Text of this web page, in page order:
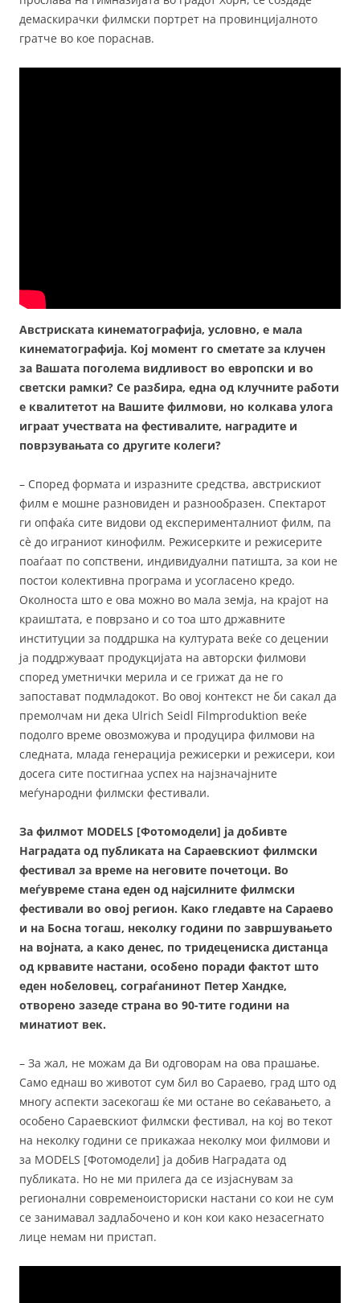
демаскирачки филмски портрет на провинцијалното
гратче во кое пораснав.
Австриската кинематографија, условно, е мала
кинематографија. Кој момент го сметате за клучен
за Вашата поголема видливост во европски и во
светски рамки? Се разбира, една од клучните работи
е квалитетот на Вашите филмови, но колкава улога
играат учествата на фестивалите, наградите и
поврзувањата со другите колеги?
– Според формата и изразните средства, австрискиот
филм е мошне разновиден и разнообразен. Спектарот
ги опфаќа сите видови од експерименталниот филм, па
сè до играниот кинофилм. Режисерките и режисерите
поаѓаат по сопствени, индивидуални патишта, за кои не
постои колективна програма и усогласено кредо.
Околноста што е ова можно во мала земја, на крајот на
краиштата, е поврзано и со тоа што државните
институции за поддршка на културата веќе со децении
ја поддржуваат продукцијата на авторски филмови
според уметнички мерила и се грижат да не го
запостават подмладокот. Во овој контекст не би сакал да
премолчам ни дека Ulrich Seidl Filmproduktion веќе
подолго време овозможува и продуцира филмови на
следната, млада генерација режисерки и режисери, кои
досега сите постигнаа успех на најзначајните
меѓународни филмски фестивали.
За филмот MODELS [Фотомодели] ја добивте
Наградата од публиката на Сараевскиот филмски
фестивал за време на неговите почетоци. Во
меѓувреме стана еден од најсилните филмски
фестивали во овој регион. Како гледавте на Сараево
и на Босна тогаш, неколку години по завршувањето
на војната, а како денес, по тридецениска дистанца
од крвавите настани, особено поради фактот што
еден нобеловец, сограѓанинот Петер Хандке,
отворено зазеде страна во 90-тите години на
минатиот век.
– За жал, не можам да Ви одговорам на ова прашање.
Само еднаш во животот сум бил во Сараево, град што од
многу аспекти засекогаш ќе ми остане во сеќавањето, а
особено Сараевскиот филмски фестивал, на кој во текот
на неколку години се прикажаа неколку мои филмови и
за MODELS [Фотомодели] ја добив Наградата од
публиката. Но не ми прилега да се изјаснувам за
регионални современоисториски настани со кои не сум
се занимавал задлабочено и кон кои како незасегнато
лице немам ни пристап.